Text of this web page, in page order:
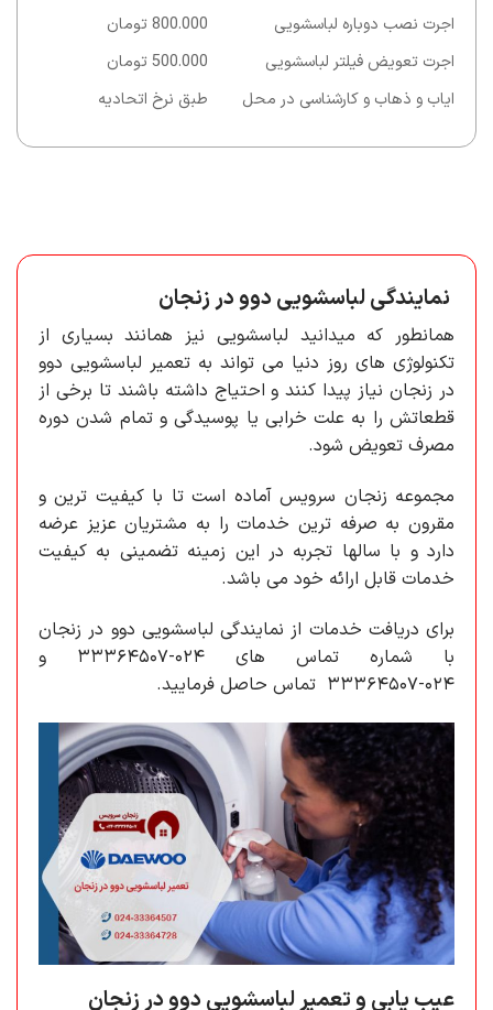
اجرت نصب دوباره لباسشویی
800.000 تومان
اجرت تعویض فیلتر لباسشویی
500.000 تومان
ایاب و ذهاب و کارشناسی در محل
طبق نرخ اتحادیه
نمایندگی لباسشویی دوو در زنجان
همانطور که میدانید لباسشویی نیز همانند بسیاری از
تکنولوژی های روز دنیا می تواند به تعمیر لباسشویی دوو
در زنجان نیاز پیدا کنند و احتیاج داشته باشند تا برخی از
قطعاتش را به علت خرابی یا پوسیدگی و تمام شدن دوره
مصرف تعویض شود.
مجموعه زنجان سرویس آماده است تا با کیفیت ترین و
مقرون به صرفه ترین خدمات را به مشتریان عزیز عرضه
دارد و با سالها تجربه در این زمینه تضمینی به کیفیت
خدمات قابل ارائه خود می باشد.
برای دریافت خدمات از نمایندگی لباسشویی دوو در زنجان
با شماره تماس های ۰۲۴-۳۳۳۶۴۵۰۷ و
۰۲۴-۳۳۳۶۴۵۰۷ تماس حاصل فرمایید.
عیب یابی و تعمیر لباسشویی دوو در زنجان